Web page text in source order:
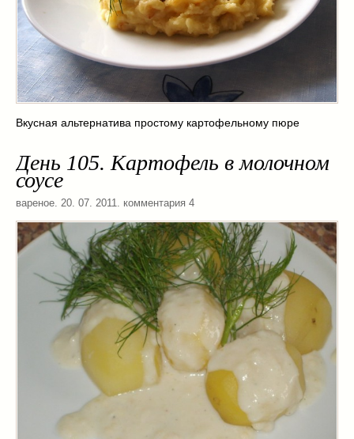
Вкусная альтернатива простому картофельному пюре
День 105. Картофель в молочном
соусе
вареное . 20. 07. 2011. комментария 4